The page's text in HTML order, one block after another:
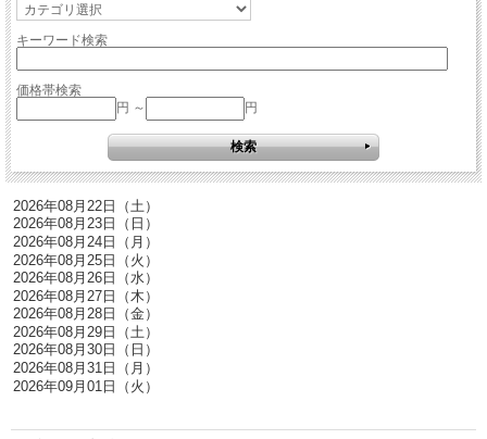
キーワード検索
価格帯検索
円 ～
円